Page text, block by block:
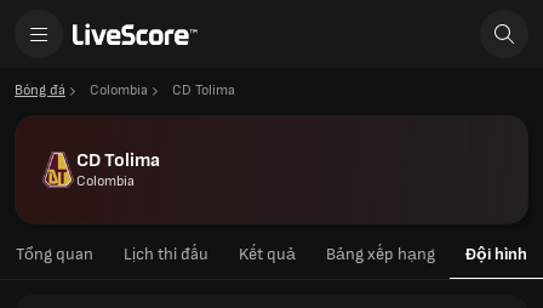
Bóng đá Colombia CD Tolima
CD Tolima
Colombia
Tổng quan Lịch thi đấu Kết quả Bảng xếp hạng Đội hình